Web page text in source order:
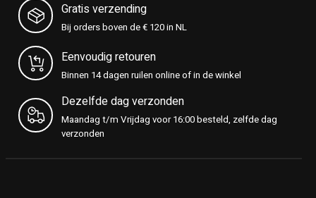
Gratis verzending
Bij orders boven de € 120 in NL
Eenvoudig retouren
Binnen 14 dagen ruilen online of in de winkel
Dezelfde dag verzonden
Maandag t/m Vrijdag voor 16:00 besteld, zelfde dag
verzonden